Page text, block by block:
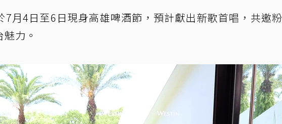
7月4日至6日現身高雄啤酒節，預計獻出新歌首唱，共邀粉
力。